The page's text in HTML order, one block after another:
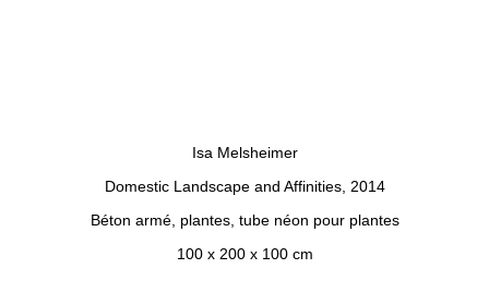
Isa Melsheimer
Domestic Landscape and Affinities, 2014
Béton armé, plantes, tube néon pour plantes
100 x 200 x 100 cm